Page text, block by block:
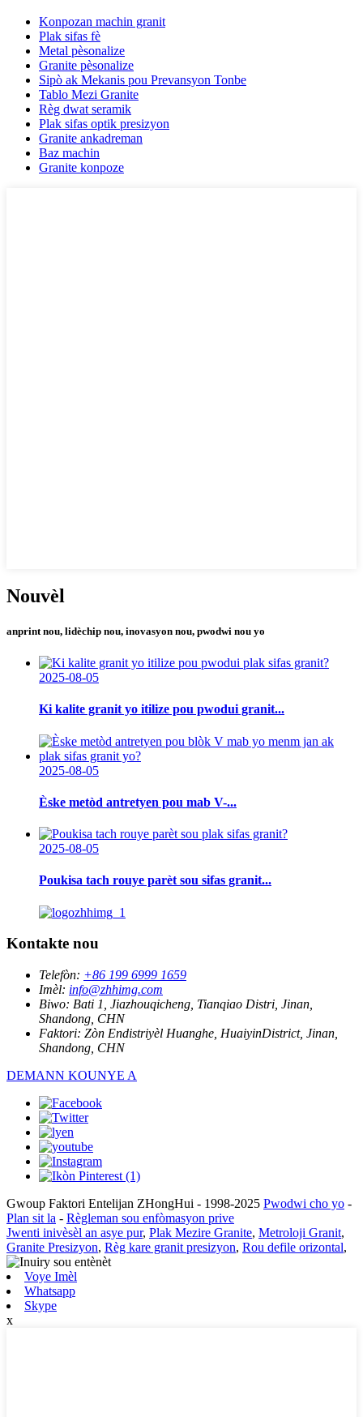
Konpozan machin granit
Plak sifas fè
Metal pèsonalize
Granite pèsonalize
Sipò ak Mekanis pou Prevansyon Tonbe
Tablo Mezi Granite
Règ dwat seramik
Plak sifas optik presizyon
Granite ankadreman
Baz machin
Granite konpoze
Nouvèl
anprint nou, lidèchip nou, inovasyon nou, pwodwi nou yo
2025-08-05
Ki kalite granit yo itilize pou pwodui granit...
2025-08-05
Èske metòd antretyen pou mab V-...
2025-08-05
Poukisa tach rouye parèt sou sifas granit...
Kontakte nou
Telefòn: +86 199 6999 1659
Imèl: info@zhhimg.com
Biwo: Bati 1, Jiazhouqicheng, Tianqiao Distri, Jinan,
Shandong, CHN
Faktori: Zòn Endistriyèl Huanghe, HuaiyinDistrict, Jinan,
Shandong, CHN
DEMANN KOUNYE A
Gwoup Faktori Entelijan ZHongHui - 1998-2025 Pwodwi cho yo -
Plan sit la - Règleman sou enfòmasyon prive
Jwenti inivèsèl an asye pur, Plak Mezire Granite, Metroloji Granit,
Granite Presizyon, Règ kare granit presizyon, Rou defile orizontal,
Voye Imèl
Whatsapp
Skype
x